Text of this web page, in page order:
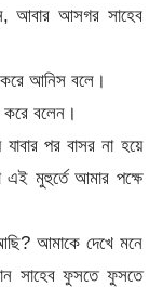
আবার আসগর সাহেব
করে আনিস বলে।
বলেন।
পর বাসর না হয়ে
এই মুহুর্তে আমার পক্ষে
আমাকে দেখে মনে
সাহেব ফুসতে ফুসতে